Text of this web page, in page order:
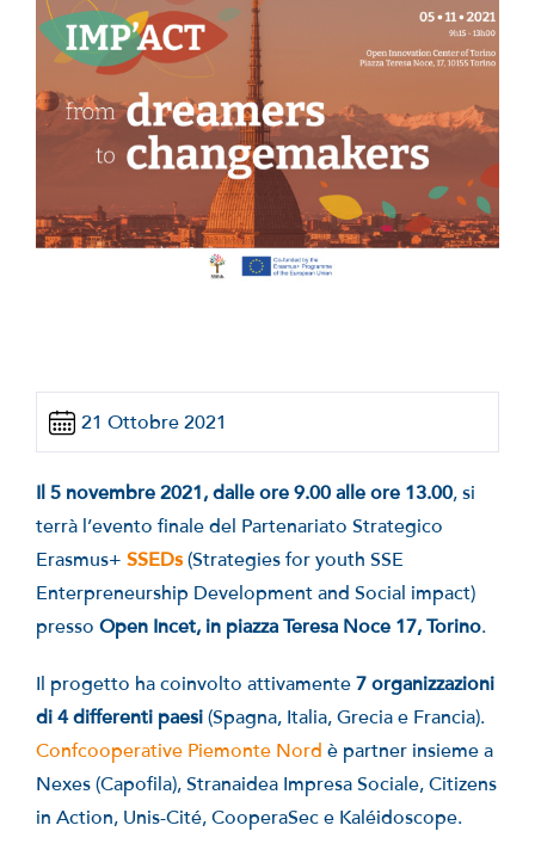
21 Ottobre 2021
Il 5 novembre 2021, dalle ore 9.00 alle ore 13.00, si
terrà l’evento finale del Partenariato Strategico
Erasmus+ SSEDs (Strategies for youth SSE
Enterpreneurship Development and Social impact)
presso Open Incet, in piazza Teresa Noce 17, Torino.
Il progetto ha coinvolto attivamente 7 organizzazioni
di 4 differenti paesi (Spagna, Italia, Grecia e Francia).
Confcooperative Piemonte Nord è partner insieme a
Nexes (Capofila), Stranaidea Impresa Sociale, Citizens
in Action, Unis-Cité, CooperaSec e Kaléidoscope.